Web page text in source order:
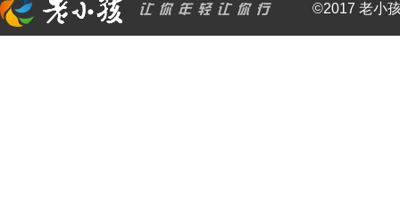
©2017 老小